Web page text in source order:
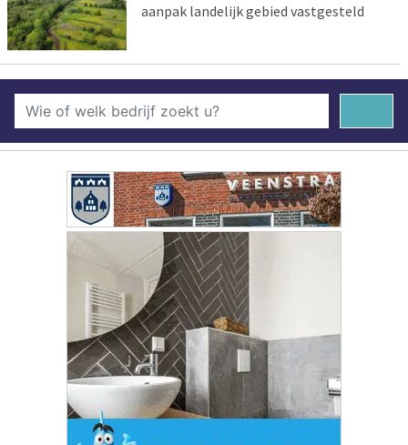
aanpak landelijk gebied vastgesteld